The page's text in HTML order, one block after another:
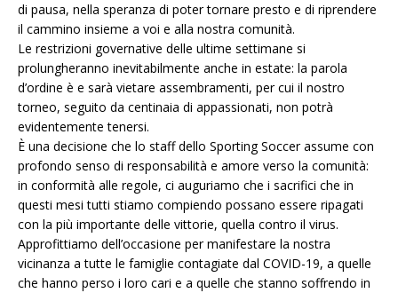
di pausa, nella speranza di poter tornare presto e di riprendere
il cammino insieme a voi e alla nostra comunità.
Le restrizioni governative delle ultime settimane si
prolungheranno inevitabilmente anche in estate: la parola
d’ordine è e sarà vietare assembramenti, per cui il nostro
torneo, seguito da centinaia di appassionati, non potrà
evidentemente tenersi.
È una decisione che lo staff dello Sporting Soccer assume con
profondo senso di responsabilità e amore verso la comunità:
in conformità alle regole, ci auguriamo che i sacrifici che in
questi mesi tutti stiamo compiendo possano essere ripagati
con la più importante delle vittorie, quella contro il virus.
Approfittiamo dell’occasione per manifestare la nostra
vicinanza a tutte le famiglie contagiate dal COVID-19, a quelle
che hanno perso i loro cari e a quelle che stanno soffrendo in